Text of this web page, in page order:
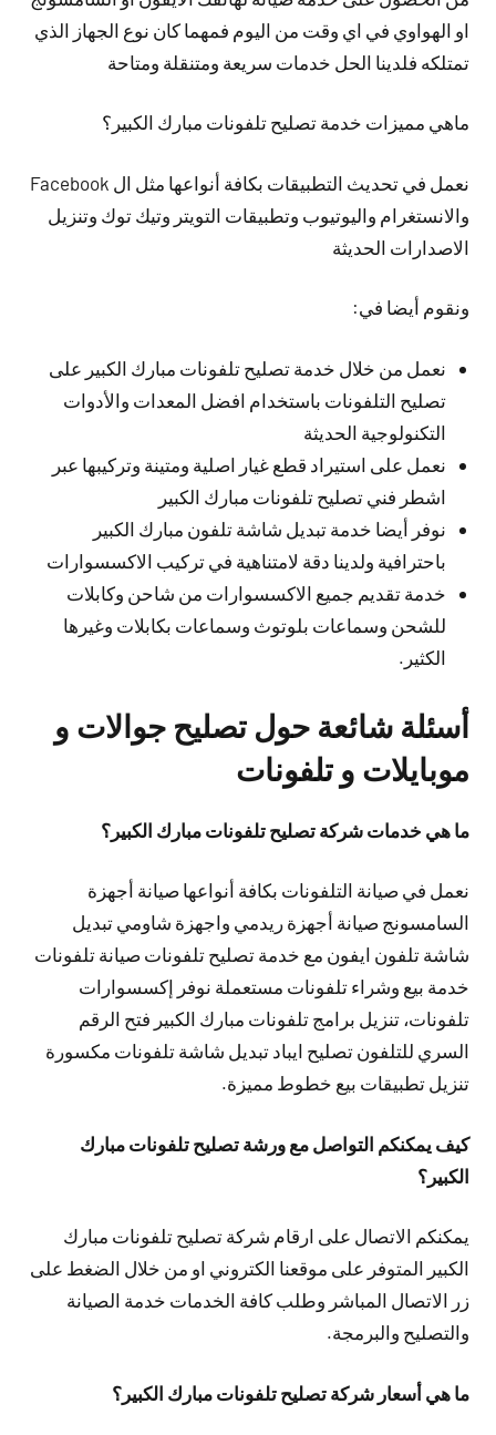
او الهواوي في اي وقت من اليوم فمهما كان نوع الجهاز الذي
تمتلكه فلدينا الحل خدمات سريعة ومتنقلة ومتاحة
ماهي مميزات خدمة تصليح تلفونات مبارك الكبير؟
نعمل في تحديث التطبيقات بكافة أنواعها مثل ال Facebook
والانستغرام واليوتيوب وتطبيقات التويتر وتيك توك وتنزيل
الاصدارات الحديثة
ونقوم أيضا في:
نعمل من خلال خدمة تصليح تلفونات مبارك الكبير على
تصليح التلفونات باستخدام افضل المعدات والأدوات
التكنولوجية الحديثة
نعمل على استيراد قطع غيار اصلية ومتينة وتركيبها عبر
اشطر فني تصليح تلفونات مبارك الكبير
نوفر أيضا خدمة تبديل شاشة تلفون مبارك الكبير
باحترافية ولدينا دقة لامتناهية في تركيب الاكسسوارات
خدمة تقديم جميع الاكسسوارات من شاحن وكابلات
للشحن وسماعات بلوتوث وسماعات بكابلات وغيرها
الكثير.
أسئلة شائعة حول تصليح جوالات و
موبايلات و تلفونات
ما هي خدمات شركة تصليح تلفونات مبارك الكبير؟
نعمل في صيانة التلفونات بكافة أنواعها صيانة أجهزة
السامسونج صيانة أجهزة ريدمي واجهزة شاومي تبديل
شاشة تلفون ايفون مع خدمة تصليح تلفونات صيانة تلفونات
خدمة بيع وشراء تلفونات مستعملة نوفر إكسسوارات
تلفونات، تنزيل برامج تلفونات مبارك الكبير فتح الرقم
السري للتلفون تصليح ايباد تبديل شاشة تلفونات مكسورة
تنزيل تطبيقات بيع خطوط مميزة.
كيف يمكنكم التواصل مع ورشة تصليح تلفونات مبارك
الكبير؟
يمكنكم الاتصال على ارقام شركة تصليح تلفونات مبارك
الكبير المتوفر على موقعنا الكتروني او من خلال الضغط على
زر الاتصال المباشر وطلب كافة الخدمات خدمة الصيانة
والتصليح والبرمجة.
ما هي أسعار شركة تصليح تلفونات مبارك الكبير؟